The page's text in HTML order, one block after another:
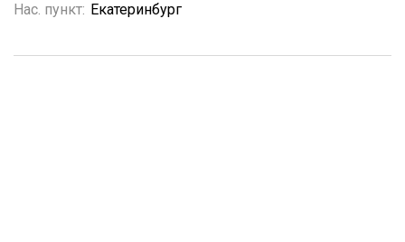
Нас. пункт: Екатеринбург